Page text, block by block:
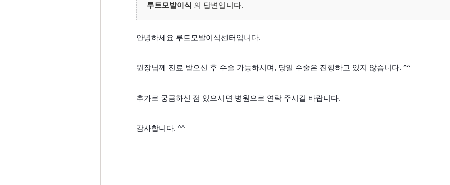
루트모발이식 의 답변입니다.
안녕하세요 루트모발이식센터입니다.
원장님께 진료 받으신 후 수술 가능하시며, 당일 수술은 진행하고 있지 않습니다. ^^
추가로 궁금하신 점 있으시면 병원으로 연락 주시길 바랍니다.
감사합니다. ^^